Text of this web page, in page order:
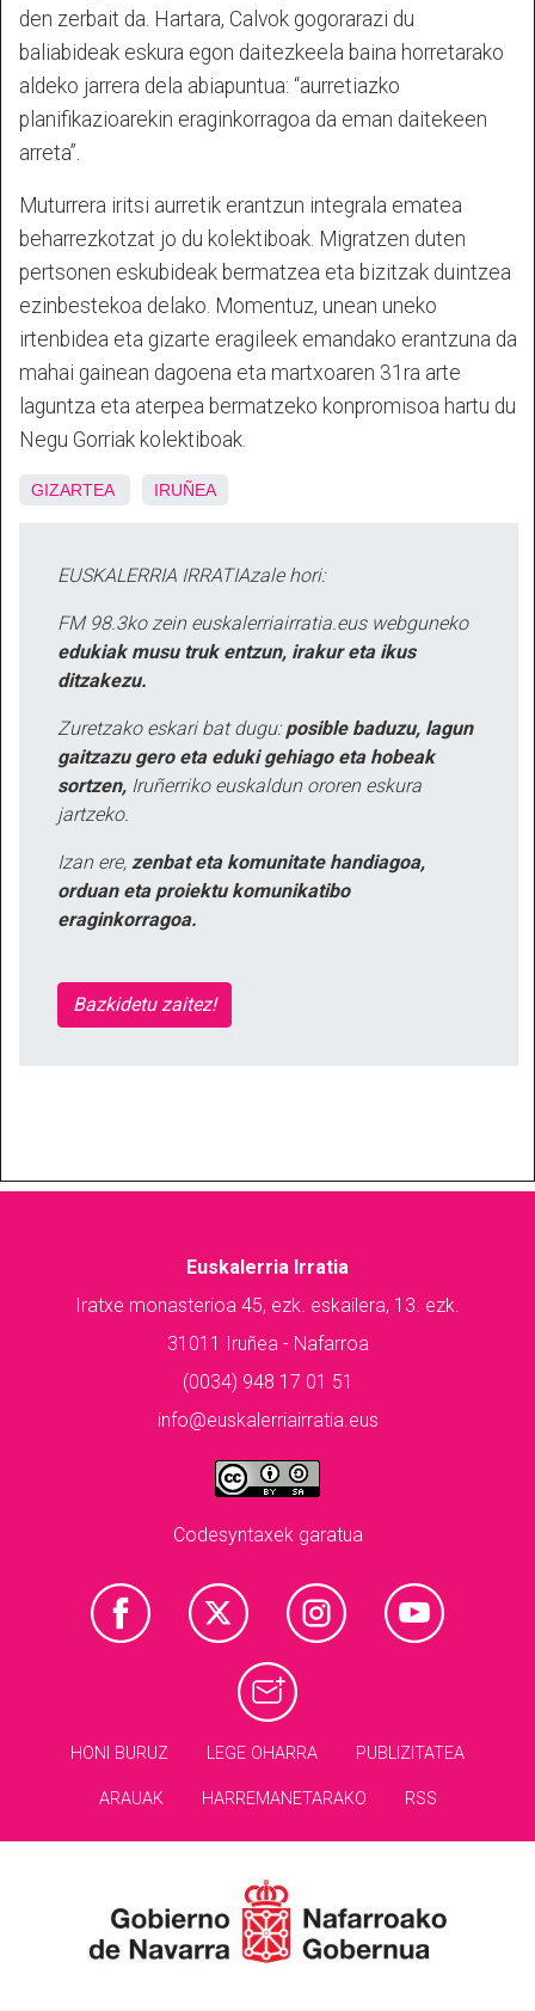
den zerbait da. Hartara, Calvok gogorarazi du
baliabideak eskura egon daitezkeela baina horretarako
aldeko jarrera dela abiapuntua: “aurretiazko
planifikazioarekin eraginkorragoa da eman daitekeen
arreta”.
Muturrera iritsi aurretik erantzun integrala ematea
beharrezkotzat jo du kolektiboak. Migratzen duten
pertsonen eskubideak bermatzea eta bizitzak duintzea
ezinbestekoa delako. Momentuz, unean uneko
irtenbidea eta gizarte eragileek emandako erantzuna da
mahai gainean dagoena eta martxoaren 31ra arte
laguntza eta aterpea bermatzeko konpromisoa hartu du
Negu Gorriak kolektiboak.
GIZARTEA IRUÑEA
EUSKALERRIA IRRATIAzale hori:
FM 98.3ko zein euskalerriairratia.eus webguneko
edukiak musu truk entzun, irakur eta ikus
ditzakezu.
Zuretzako eskari bat dugu: posible baduzu, lagun
gaitzazu gero eta eduki gehiago eta hobeak
sortzen, Iruñerriko euskaldun ororen eskura
jartzeko.
Izan ere, zenbat eta komunitate handiagoa,
orduan eta proiektu komunikatibo
eraginkorragoa.
Bazkidetu zaitez!
Euskalerria Irratia
Iratxe monasterioa 45, ezk. eskailera, 13. ezk.
31011 Iruñea - Nafarroa
(0034) 948 17 01 51
info@euskalerriairratia.eus
Codesyntaxek garatua
HONI BURUZ LEGE OHARRA PUBLIZITATEA
ARAUAK HARREMANETARAKO RSS